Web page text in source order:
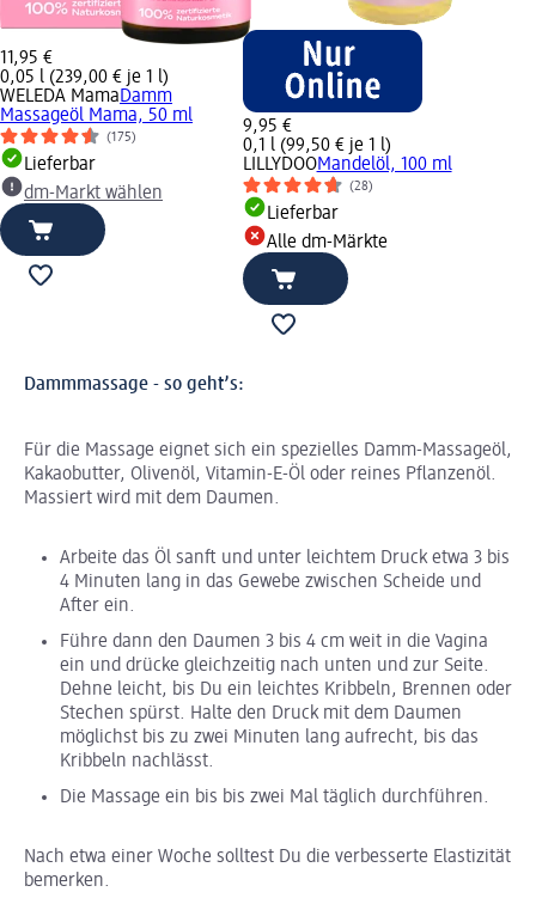
11,95 €
0,05 l (239,00 € je 1 l)
WELEDA MamaDamm
Massageöl Mama, 50 ml
(175)
Lieferbar
dm-Markt wählen
9,95 €
0,1 l (99,50 € je 1 l)
LILLYDOOMandelöl, 100 ml
(28)
Lieferbar
Alle dm-Märkte
Dammmassage - so geht’s:
Für die Massage eignet sich ein spezielles Damm-Massageöl,
Kakaobutter, Olivenöl, Vitamin-E-Öl oder reines Pflanzenöl.
Massiert wird mit dem Daumen.
Arbeite das Öl sanft und unter leichtem Druck etwa 3 bis
4 Minuten lang in das Gewebe zwischen Scheide und
After ein.
Führe dann den Daumen 3 bis 4 cm weit in die Vagina
ein und drücke gleichzeitig nach unten und zur Seite.
Dehne leicht, bis Du ein leichtes Kribbeln, Brennen oder
Stechen spürst. Halte den Druck mit dem Daumen
möglichst bis zu zwei Minuten lang aufrecht, bis das
Kribbeln nachlässt.
Die Massage ein bis bis zwei Mal täglich durchführen.
Nach etwa einer Woche solltest Du die verbesserte Elastizität
bemerken.